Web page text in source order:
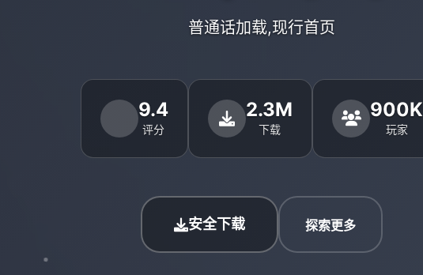
普通话加载,现行首页
9.4
评分
2.3M
下载
900K
玩家
安全下载 探索更多